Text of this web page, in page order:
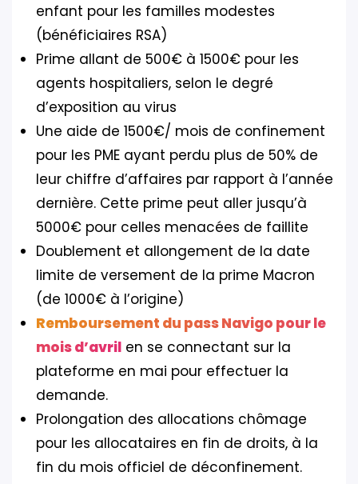
enfant pour les familles modestes
(bénéficiaires RSA)
Prime allant de 500€ à 1500€ pour les
agents hospitaliers, selon le degré
d’exposition au virus
Une aide de 1500€/ mois de confinement
pour les PME ayant perdu plus de 50% de
leur chiffre d’affaires par rapport à l’année
dernière. Cette prime peut aller jusqu’à
5000€ pour celles menacées de faillite
Doublement et allongement de la date
limite de versement de la prime Macron
(de 1000€ à l’origine)
Remboursement du pass Navigo pour le
mois d’avril en se connectant sur la
plateforme en mai pour effectuer la
demande.
Prolongation des allocations chômage
pour les allocataires en fin de droits, à la
fin du mois officiel de déconfinement.